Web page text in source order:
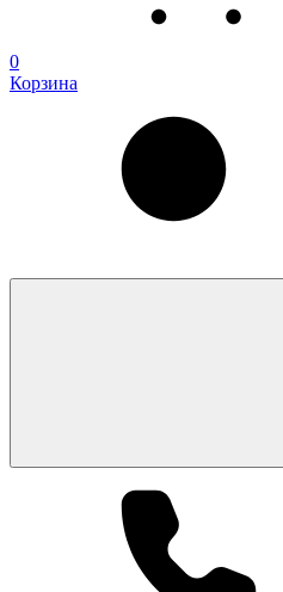
0
Корзина